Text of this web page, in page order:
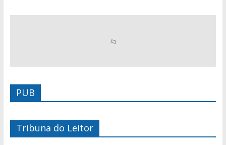
PUB
Tribuna do Leitor